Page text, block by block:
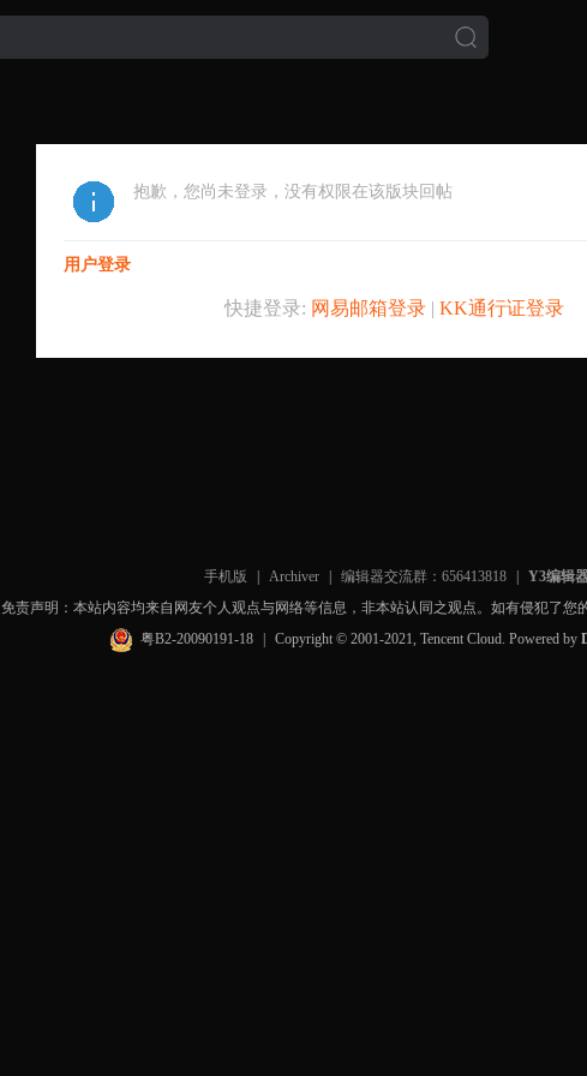
抱歉，您尚未登录，没有权限在该版块回帖
用户登录
快捷登录: 网易邮箱登录| KK通行证登录
手机版 Archiver 编辑器交流群：656413818
Y3编辑
免责声明：本站内容均来自网友个人观点与网络等信息，非本站认同之观点。如有侵犯了您
粤B2-20090191-18
Copyright © 2001-2021, Tencent Cloud. Powered by